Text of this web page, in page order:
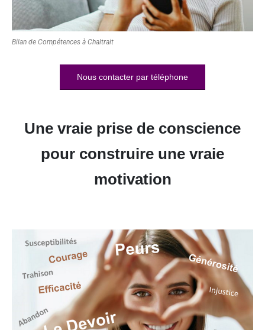
Bilan de Compétences à Chaltrait
Nous contacter par téléphone
Une vraie prise de conscience
pour construire une vraie
motivation